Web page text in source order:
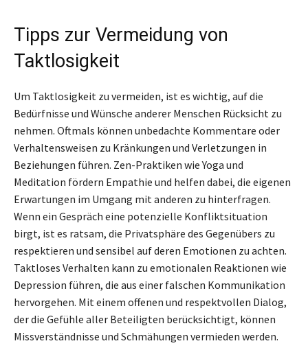
Tipps zur Vermeidung von
Taktlosigkeit
Um Taktlosigkeit zu vermeiden, ist es wichtig, auf die
Bedürfnisse und Wünsche anderer Menschen Rücksicht zu
nehmen. Oftmals können unbedachte Kommentare oder
Verhaltensweisen zu Kränkungen und Verletzungen in
Beziehungen führen. Zen-Praktiken wie Yoga und
Meditation fördern Empathie und helfen dabei, die eigenen
Erwartungen im Umgang mit anderen zu hinterfragen.
Wenn ein Gespräch eine potenzielle Konfliktsituation
birgt, ist es ratsam, die Privatsphäre des Gegenübers zu
respektieren und sensibel auf deren Emotionen zu achten.
Taktloses Verhalten kann zu emotionalen Reaktionen wie
Depression führen, die aus einer falschen Kommunikation
hervorgehen. Mit einem offenen und respektvollen Dialog,
der die Gefühle aller Beteiligten berücksichtigt, können
Missverständnisse und Schmähungen vermieden werden.